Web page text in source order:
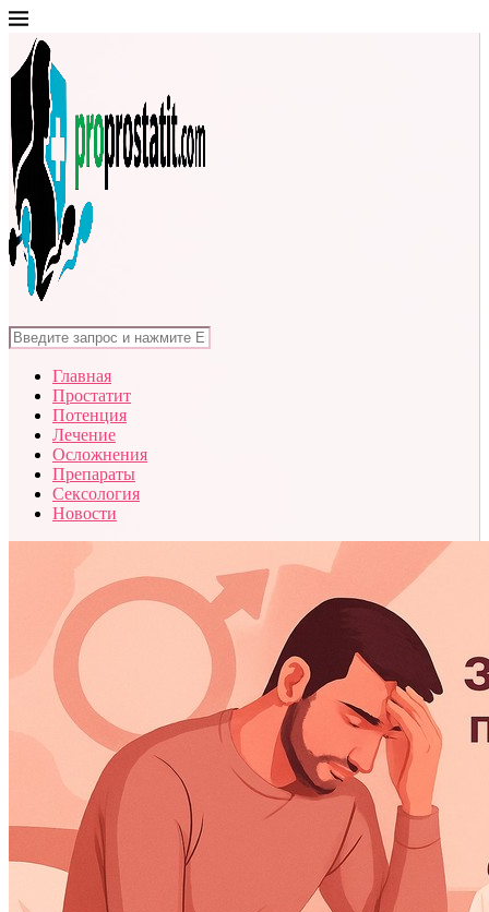
Главная
Простатит
Потенция
Лечение
Осложнения
Препараты
Сексология
Новости